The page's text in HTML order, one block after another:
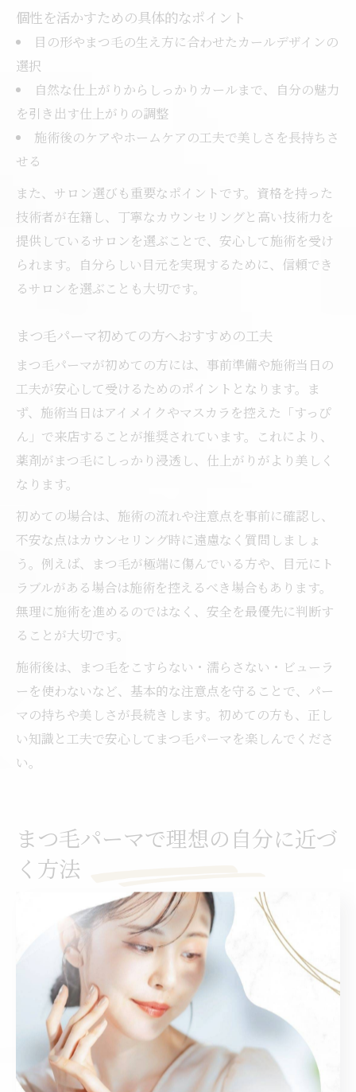
個性を活かすための具体的なポイント
目の形やまつ毛の生え方に合わせたカールデザインの
選択
自然な仕上がりからしっかりカールまで、自分の魅力
を引き出す仕上がりの調整
施術後のケアやホームケアの工夫で美しさを長持ちさ
せる
また、サロン選びも重要なポイントです。資格を持った
技術者が在籍し、丁寧なカウンセリングと高い技術力を
提供しているサロンを選ぶことで、安心して施術を受け
られます。自分らしい目元を実現するために、信頼でき
るサロンを選ぶことも大切です。
まつ毛パーマ初めての方へおすすめの工夫
まつ毛パーマが初めての方には、事前準備や施術当日の
工夫が安心して受けるためのポイントとなります。ま
ず、施術当日はアイメイクやマスカラを控えた「すっぴ
ん」で来店することが推奨されています。これにより、
薬剤がまつ毛にしっかり浸透し、仕上がりがより美しく
なります。
初めての場合は、施術の流れや注意点を事前に確認し、
不安な点はカウンセリング時に遠慮なく質問しましょ
う。例えば、まつ毛が極端に傷んでいる方や、目元にト
ラブルがある場合は施術を控えるべき場合もあります。
無理に施術を進めるのではなく、安全を最優先に判断す
ることが大切です。
施術後は、まつ毛をこすらない・濡らさない・ビューラ
ーを使わないなど、基本的な注意点を守ることで、パー
マの持ちや美しさが長続きします。初めての方も、正し
い知識と工夫で安心してまつ毛パーマを楽しんでくださ
い。
まつ毛パーマで理想の自分に近づ
く方法
まつ毛パーマを活かして理想の自分を表現
まつ毛パーマは、目元の印象を大きく変えることができ
る自己表現の手段として注目されています。自分の個性
や理想のスタイルに合わせて、ナチュラルなカールやし
っかりとした立ち上げなど、さまざまなデザインが可能
です。例えば、柔らかな雰囲気を演出したい方は緩やか
なカール、華やかな印象を求める方は根元からしっかり